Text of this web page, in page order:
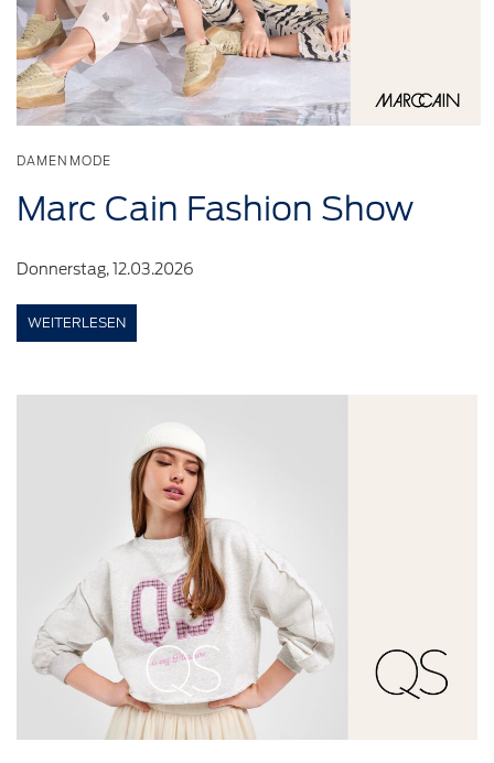
DAMENMODE
Marc Cain Fashion Show
Donnerstag, 12.03.2026
WEITERLESEN